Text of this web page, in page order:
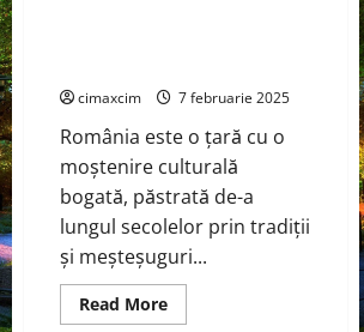
cimaxcim 7 februarie 2025
România este o țară cu o
moștenire culturală
bogată, păstrată de-a
lungul secolelor prin tradiții
și meșteșuguri...
Read MoreRead
more